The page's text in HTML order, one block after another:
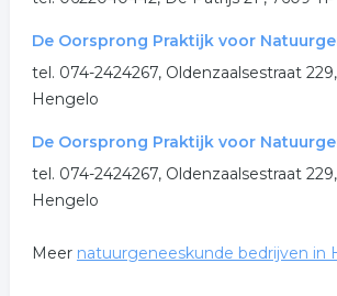
De Oorsprong Praktijk voor
tel. 074-2424267, Oldenzaalsestraat
Hengelo
De Oorsprong Praktijk voor
tel. 074-2424267, Oldenzaalsestraat
Hengelo
Meer natuurgeneeskunde bedrijven in